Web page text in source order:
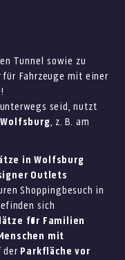
Tunnel sowie zu
für Fahrzeuge mit einer
seid, nutzt
, z. B. am
in Wolfsburg
Outlets
Shoppingbesuch in
sich
für Familien
mit
der Parkfläche vor